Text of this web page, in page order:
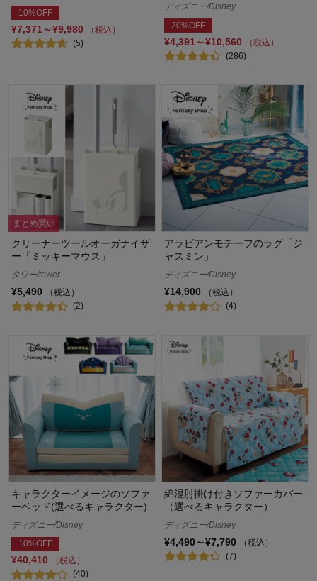
10%OFF
¥7,371～¥9,980
（税込）
(5)
ディズニー/Disney
20%OFF
¥4,391～¥10,560
（税込）
(286)
まとめ買い
クリーナーツールオーガナイザ
ー「ミッキーマウス」
タワー/tower
¥5,490
（税込）
(2)
アラビアンモチーフのラグ「ジ
ャスミン」
ディズニー/Disney
¥14,900
（税込）
(4)
キャラクターイメージのソファ
ーベッド(選べるキャラクター)
ディズニー/Disney
10%OFF
¥40,410
（税込）
(40)
綿混肘掛け付きソファーカバー
（選べるキャラクター）
ディズニー/Disney
¥4,490～¥7,790
（税込）
(7)